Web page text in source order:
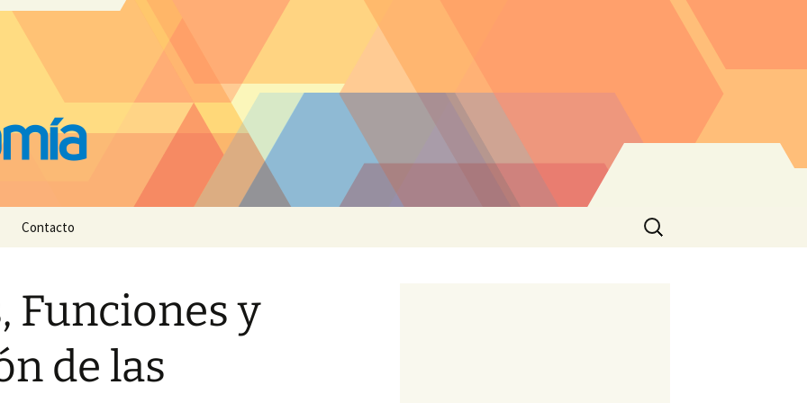
Contacto
Buscar:
Funciones y
de las